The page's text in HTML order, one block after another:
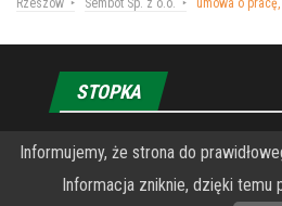
Rzeszów Sembot Sp. z o.o. umowa o pracę,
STOPKA
O Fundacji PRZEkarpacie
Wykonanie portalu – specjaliści
Informujemy, że strona do
Informacja zniknie, dzięki temu